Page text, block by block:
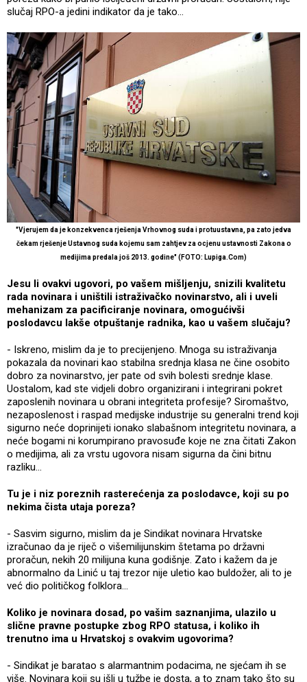
slučaj RPO-a jedini indikator da je tako...
"Vjerujem da je konzekvenca rješenja Vrhovnog suda i protuustavna, pa zato jedva
čekam rješenje Ustavnog suda kojemu sam zahtjev za ocjenu ustavnosti Zakona o
medijima predala još 2013. godine" (FOTO: Lupiga.Com)
Jesu li ovakvi ugovori, po vašem mišljenju, snizili kvalitetu
rada novinara i uništili istraživačko novinarstvo, ali i uveli
mehanizam za pacificiranje novinara, omogućivši
poslodavcu lakše otpuštanje radnika, kao u vašem slučaju?
- Iskreno, mislim da je to precijenjeno. Mnoga su istraživanja
pokazala da novinari kao stabilna srednja klasa ne čine osobito
dobro za novinarstvo, jer pate od svih bolesti srednje klase.
Uostalom, kad ste vidjeli dobro organizirani i integrirani pokret
zaposlenih novinara u obrani integriteta profesije? Siromaštvo,
nezaposlenost i raspad medijske industrije su generalni trend koji
sigurno neće doprinijeti ionako slabašnom integritetu novinara, a
neće bogami ni korumpirano pravosuđe koje ne zna čitati Zakon
o medijima, ali za vrstu ugovora nisam sigurna da čini bitnu
razliku...
Tu je i niz poreznih rasterećenja za poslodavce, koji su po
nekima čista utaja poreza?
- Sasvim sigurno, mislim da je Sindikat novinara Hrvatske
izračunao da je riječ o višemilijunskim štetama po državni
proračun, nekih 20 milijuna kuna godišnje. Zato i kažem da je
abnormalno da Linić u taj trezor nije uletio kao buldožer, ali to je
već dio političkog folklora...
Koliko je novinara dosad, po vašim saznanjima, ulazilo u
slične pravne postupke zbog RPO statusa, i koliko ih
trenutno ima u Hrvatskoj s ovakvim ugovorima?
- Sindikat je baratao s alarmantnim podacima, ne sjećam ih se
više. Novinara koji su išli u tužbe je dosta, a to znam tako što su